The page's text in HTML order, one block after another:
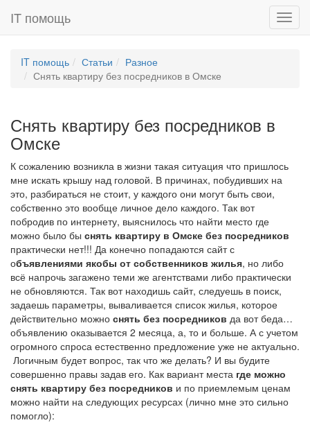
IT помощь
IT помощь Статьи
Разное
Снять квартиру без посредников в Омске
Снять квартиру без посредников в
Омске
К сожалению возникла в жизни такая ситуация что пришлось
мне искать крышу над головой. В причинах, побудивших на
это, разбираться не стоит, у каждого они могут быть свои,
собственно это вообще личное дело каждого. Так вот
побродив по интернету, выяснилось что найти место где
можно было бы снять квартиру в Омске без посредников
практически нет!!! Да конечно попадаются сайт с
объявлениями якобы от собственников жилья, но либо
всё напрочь загажено теми же агентствами либо практически
не обновляются. Так вот находишь сайт, следуешь в поиск,
задаешь параметры, вываливается список жилья, которое
действительно можно снять без посредников да вот беда…
объявлению оказывается 2 месяца, а, то и больше. А с учетом
огромного спроса естественно предложение уже не актуально.
Логичным будет вопрос, так что же делать? И вы будите
совершенно правы задав его. Как вариант места где можно
снять квартиру без посредников и по приемлемым ценам
можно найти на следующих ресурсах (лично мне это сильно
помогло):